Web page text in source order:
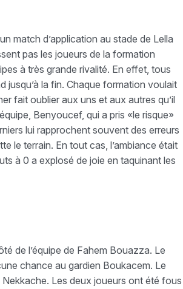
match d’application au stade de Lella
pas les joueurs de la formation
à très grande rivalité. En effet, tous
jusqu’à la fin. Chaque formation voulait
fait oublier aux uns et aux autres qu’il
Benyoucef, qui a pris «le risque»
lui rapprochent souvent des erreurs
le terrain. En tout cas, l’ambiance était
à 0 a explosé de joie en taquinant les
de l’équipe de Fahem Bouazza. Le
chance au gardien Boukacem. Le
Les deux joueurs ont été fous